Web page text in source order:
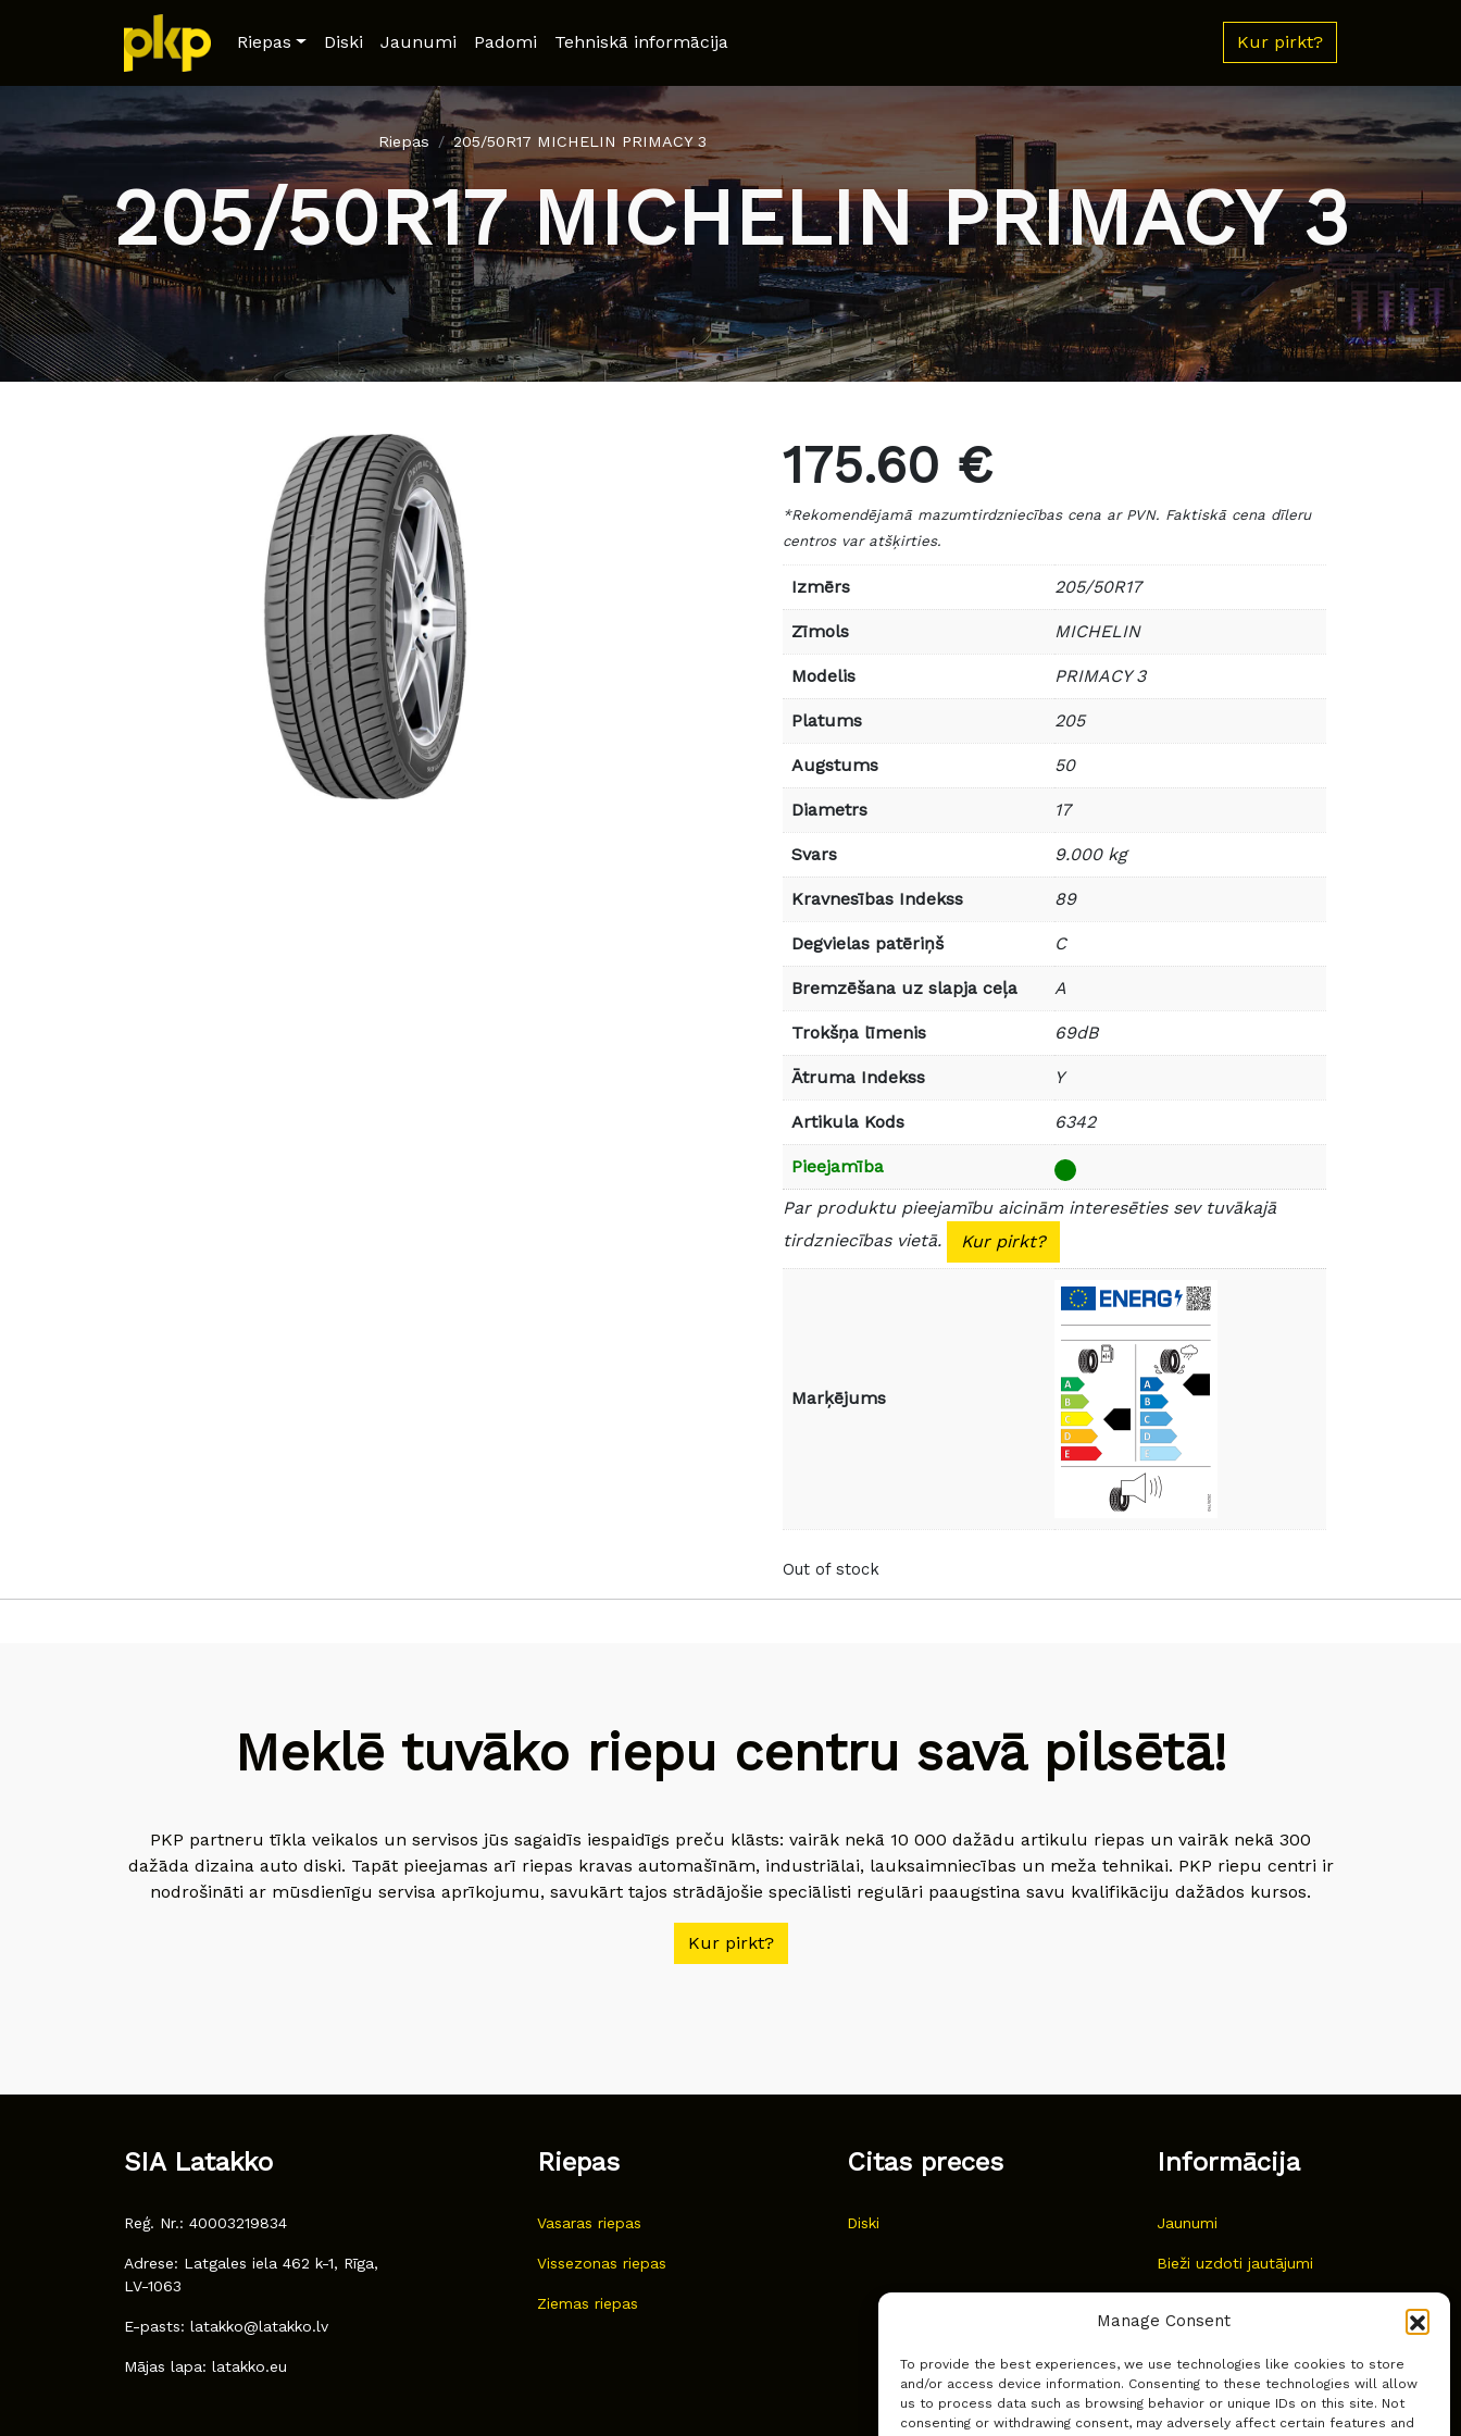
Manage Consent
To provide the best experiences, we use technologies like cookies to store
and/or access device information. Consenting to these technologies will allow
us to process data such as browsing behavior or unique IDs on this site. Not
consenting or withdrawing consent, may adversely affect certain features and
Riepas Diski Jaunumi Padomi Tehniskā informācija Kur pirkt?
Riepas 205/50R17 MICHELIN PRIMACY 3
205/50R17 MICHELIN PRIMACY 3
175.60 €
*Rekomendējamā mazumtirdzniecības cena ar PVN. Faktiskā cena dīleru
centros var atšķirties.
Izmērs 205/50R17
Zīmols MICHELIN
Modelis PRIMACY 3
Platums 205
Augstums 50
Diametrs 17
Svars 9.000 kg
Kravnesības Indekss 89
Degvielas patēriņš C
Bremzēšana uz slapja ceļa A
Trokšņa līmenis 69dB
Ātruma Indekss Y
Artikula Kods 6342
Pieejamība
Par produktu pieejamību aicinām interesēties sev tuvākajā
tirdzniecības vietā.
Kur pirkt?
Marķējums
Out of stock
Meklē tuvāko riepu centru savā pilsētā!
PKP partneru tīkla veikalos un servisos jūs sagaidīs iespaidīgs preču klāsts: vairāk nekā 10 000 dažādu artikulu riepas un vairāk nekā 300
dažāda dizaina auto diski. Tapāt pieejamas arī riepas kravas automašīnām, industriālai, lauksaimniecības un meža tehnikai. PKP riepu centri ir
nodrošināti ar mūsdienīgu servisa aprīkojumu, savukārt tajos strādājošie speciālisti regulāri paaugstina savu kvalifikāciju dažādos kursos.
Kur pirkt?
SIA Latakko
Reģ. Nr.: 40003219834
Adrese: Latgales iela 462 k-1, Rīga,
LV-1063
E-pasts: latakko@latakko.lv
Mājas lapa: latakko.eu
Riepas
Vasaras riepas
Vissezonas riepas
Ziemas riepas
Citas preces
Diski
Informācija
Jaunumi
Bieži uzdoti jautājumi